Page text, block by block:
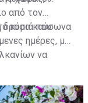
από τον
που
κύμα καύσωνα
ημέρες, με
να
για τη
πυρκαγιών.